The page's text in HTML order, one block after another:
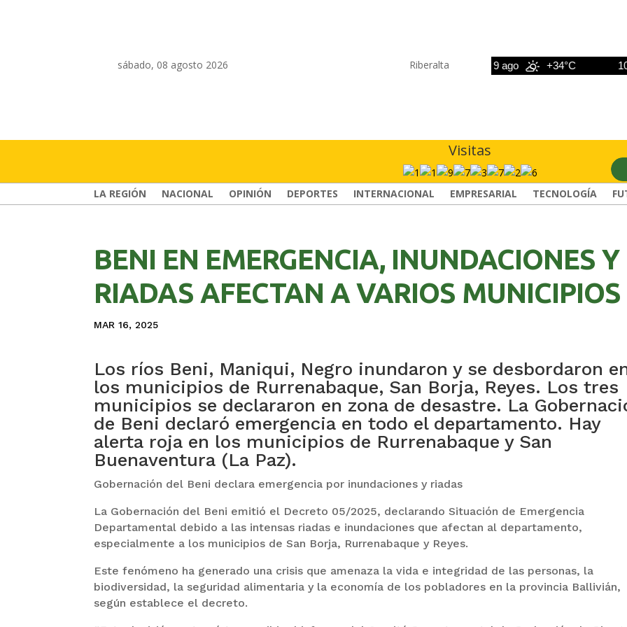
sábado, 08 agosto 2026 Riberalta
+33°C 9 ago +34°C 10 ago
Visitas
LA REGIÓN NACIONAL OPINIÓN DEPORTES INTERNACIONAL EMPRESARIAL TECNOLOGÍA
BENI EN EMERGENCIA, INUNDACIONES Y
RIADAS AFECTAN A VARIOS MUNICIPIOS
MAR 16, 2025
Los ríos Beni, Maniqui, Negro inundaron y se desbordaron
los municipios de Rurrenabaque, San Borja, Reyes. Los tres
municipios se declararon en zona de desastre. La
de Beni declaró emergencia en todo el departamento. Hay
alerta roja en los municipios de Rurrenabaque y San
Buenaventura (La Paz).
Gobernación del Beni declara emergencia por inundaciones y riadas
La Gobernación del Beni emitió el Decreto 05/2025, declarando Situación de Emergencia
Departamental debido a las intensas riadas e inundaciones que afectan al departamento,
especialmente a los municipios de San Borja, Rurrenabaque y Reyes.
Este fenómeno ha generado una crisis que amenaza la vida e integridad de las personas, la
biodiversidad, la seguridad alimentaria y la economía de los pobladores en la provincia Ballivián,
según establece el decreto.